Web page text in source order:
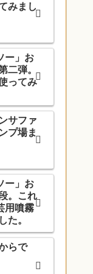
みまし
ー」お
二弾。
ってみ
サファ
プ場ま
ー」お
。これ
用噴霧
た。
らで